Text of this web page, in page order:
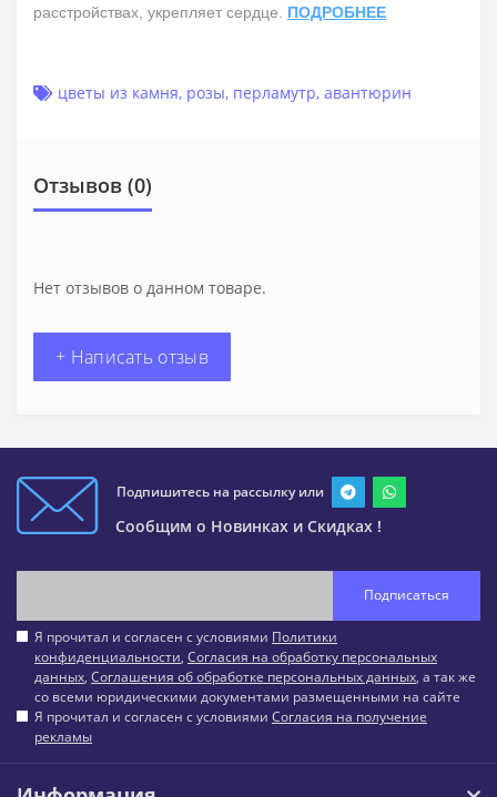
расстройствах, укрепляет сердце. ПОДРОБНЕЕ
цветы из камня, розы, перламутр, авантюрин
Отзывов (0)
Нет отзывов о данном товаре.
+ Написать отзыв
Подпишитесь на рассылку или
Сообщим о Новинках и Скидках !
Подписаться
Я прочитал и согласен с условиями Политики
конфиденциальности, Согласия на обработку персональных
данных, Соглашения об обработке персональных данных, а так же
со всеми юридическими документами размещенными на сайте
Я прочитал и согласен с условиями Согласия на получение
рекламы